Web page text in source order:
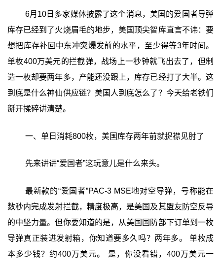
6月10日多家媒体披露了这个消息，美国的爱国者导弹
库存已经到了火烧眉毛的地步，美国顶尖智库直言不讳：要
想把库存补回中东冲突爆发前的水平，至少得等3年时间。
单枚400万美元的拦截弹，战场上一秒钟就飞出去了，但制
造一枚却要两年多，产能还没跟上，库存已经打了大半。这
到底是什么神仙供应链？美国人到底怎么了？今天给老铁们
掰开揉碎讲清楚。
一、单日消耗800枚，美国库存两年前就捉襟见肘了
先来讲讲“爱国者”这玩意儿是什么来头。
最新款的“爱国者”PAC-3 MSE地对空导弹，号称能在
数秒内完成发射拦截，精度极高，是美国及其盟友防空反导
的中坚力量。但你要知道的是，从美国国防部下订单到一枚
导弹真正装进发射箱，你知道要多久吗？两年多。 单枚成
本多少钱？约400万美元。 是，你没看错，400万美元一